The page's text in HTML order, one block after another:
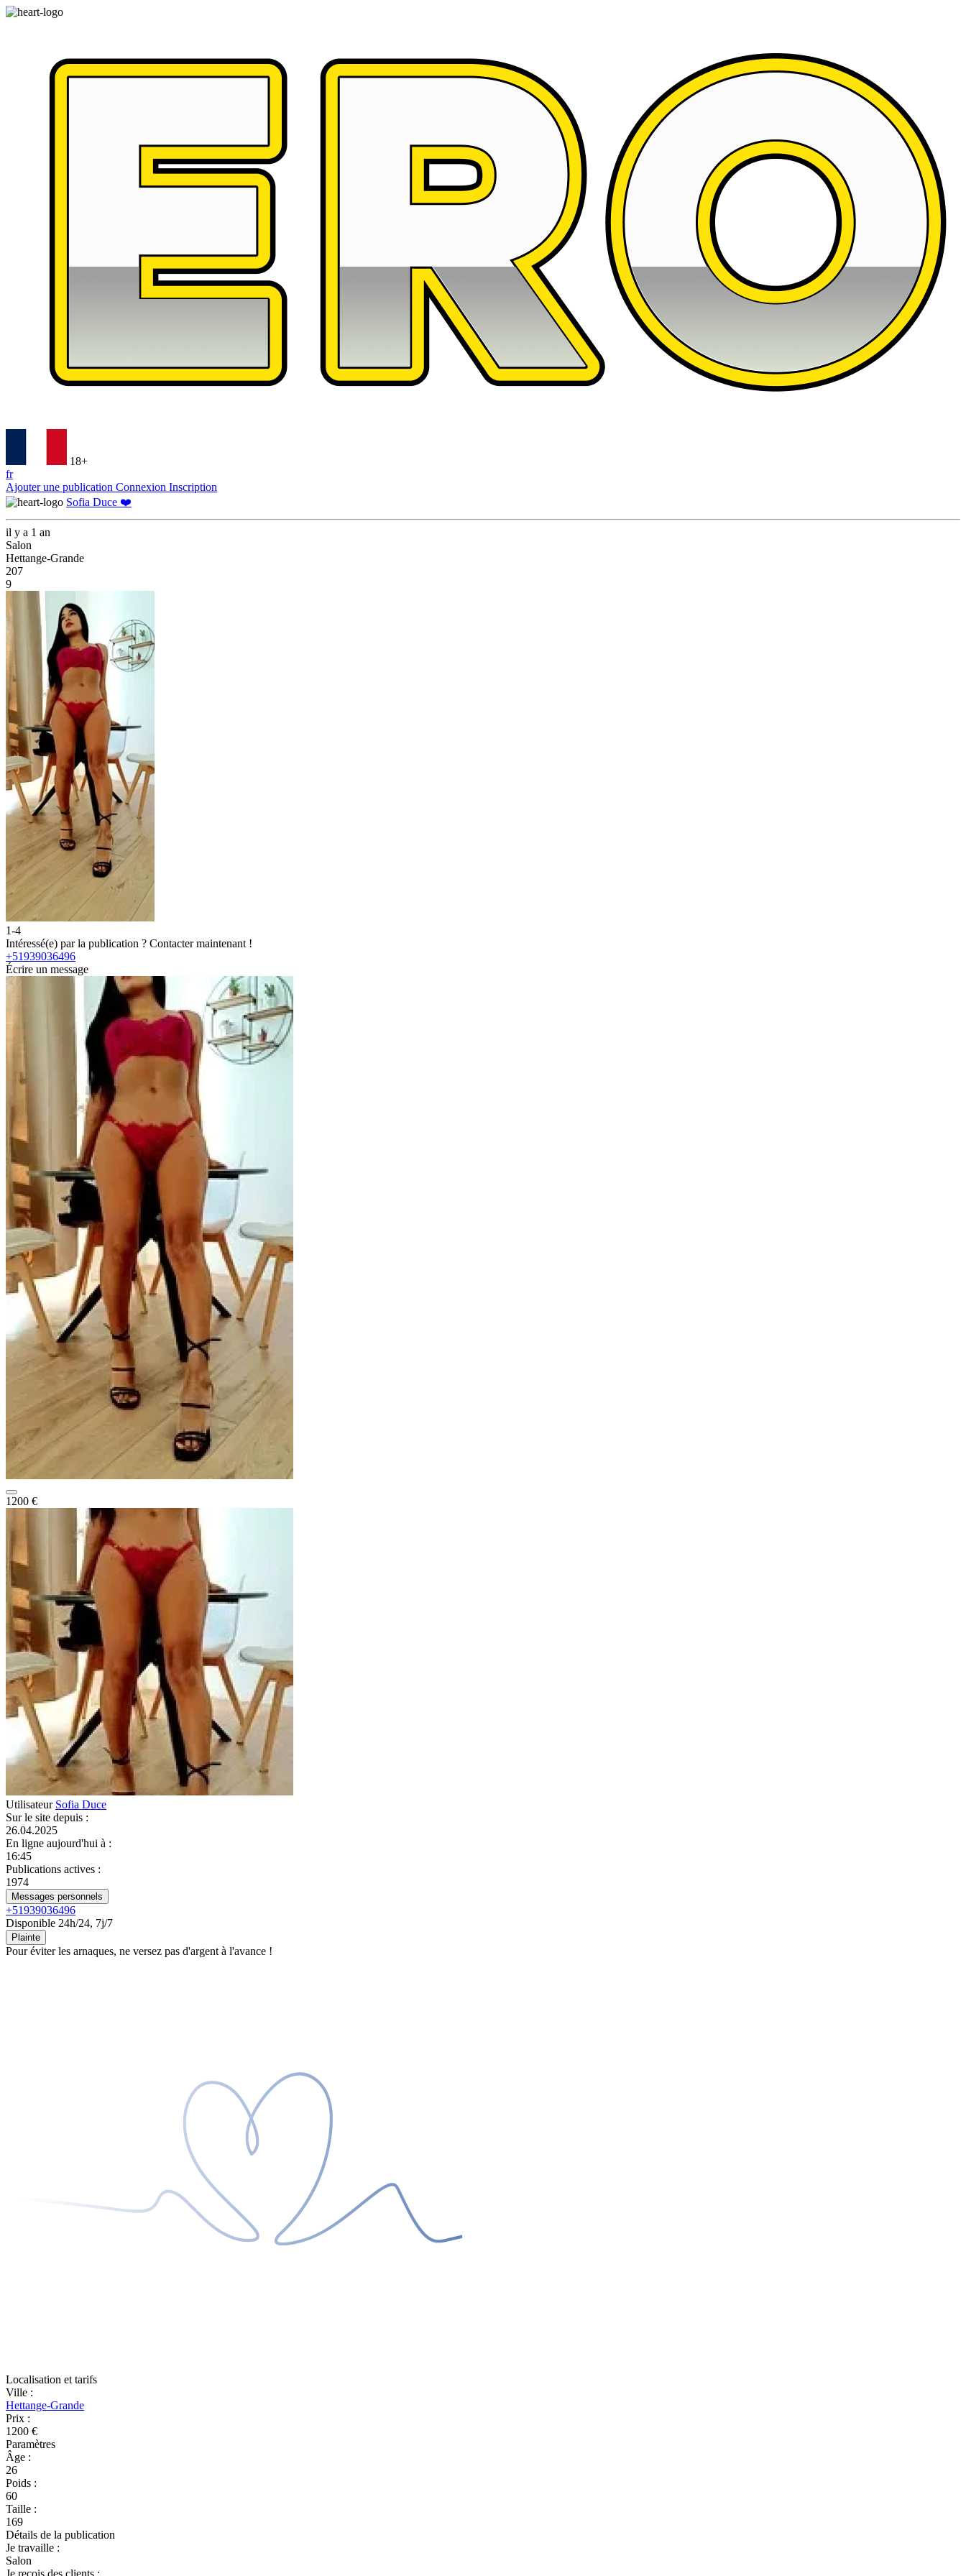
18+
fr
Ajouter une publication Connexion Inscription
Sofia Duce ❤️
il y a 1 an
Salon
Hettange-Grande
207
9
1-4
Intéressé(e) par la publication ? Contacter maintenant !
+51939036496
Écrire un message
1200 €
Utilisateur Sofia Duce
Sur le site depuis :
26.04.2025
En ligne aujourd'hui à :
16:45
Publications actives :
1974
Messages personnels
+51939036496
Disponible 24h/24, 7j/7
Plainte
Pour éviter les arnaques, ne versez pas d'argent à l'avance !
Localisation et tarifs
Ville :
Hettange-Grande
Prix :
1200 €
Paramètres
Âge :
26
Poids :
60
Taille :
169
Détails de la publication
Je travaille :
Salon
Je reçois des clients :